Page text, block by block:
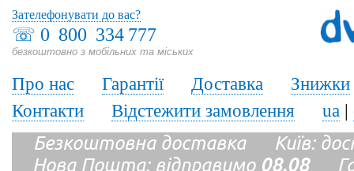
☏ 0 800 334 777
безкоштовно з мобільних та міських
Зателефонувати до вас?
Про нас Гарантії Доставка
Знижки
Контакти
Відстежити замовлення ua |
Безкоштовна доставка Київ:
Нова Пошта: відправимо 08.08